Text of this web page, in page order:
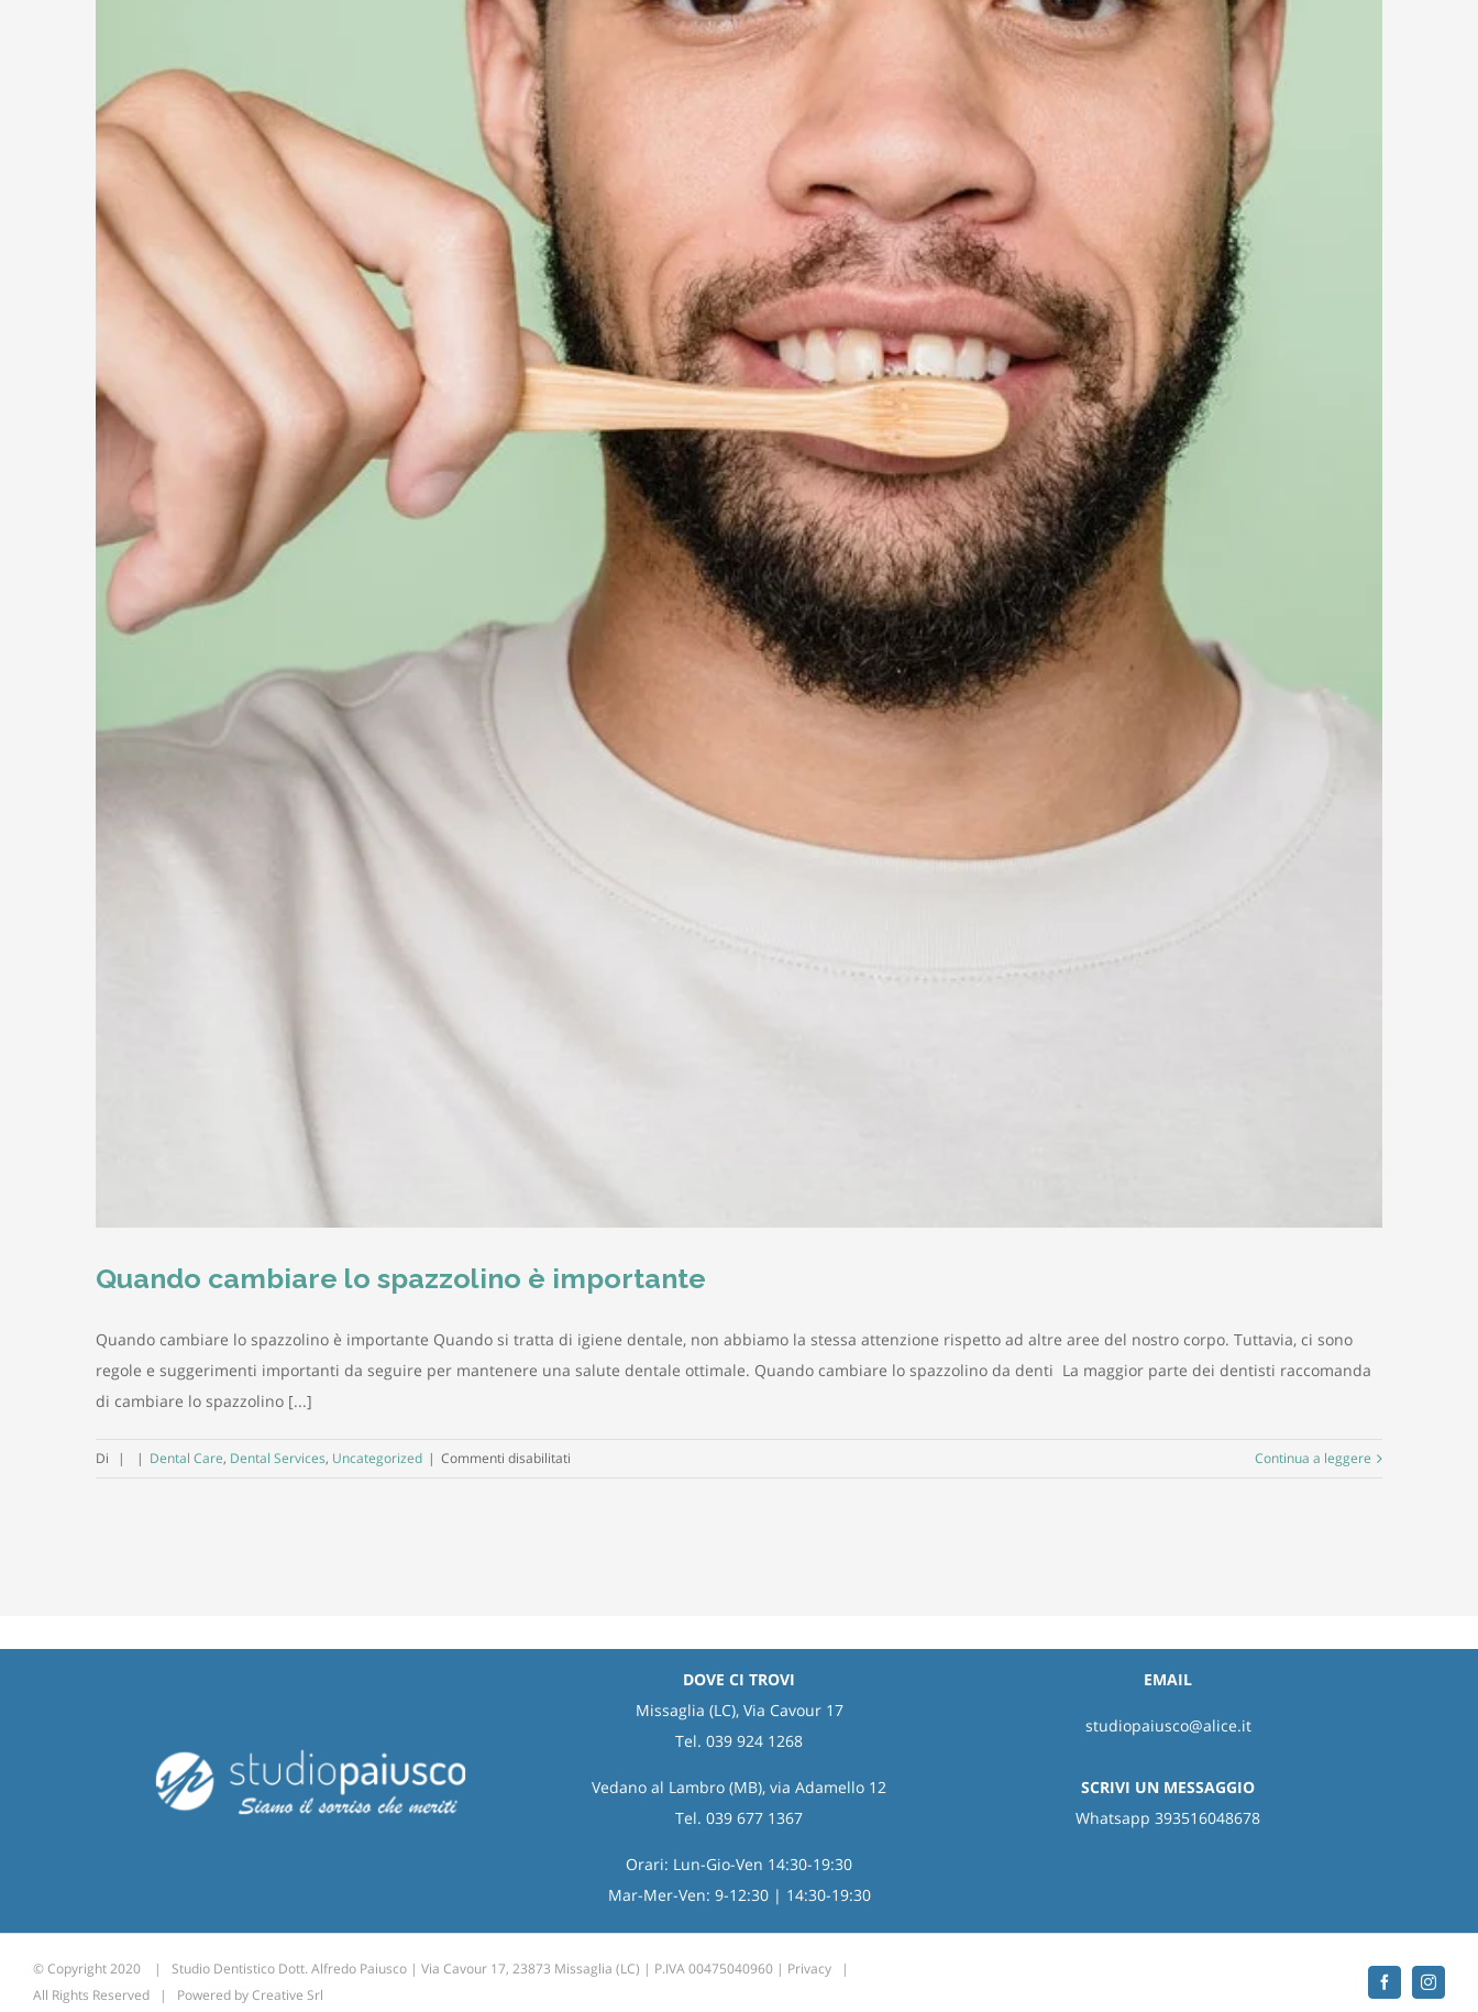
Quando cambiare lo spazzolino è importante
Quando cambiare lo spazzolino è importante Quando si tratta di igiene dentale, non abbiamo la stessa attenzione rispetto ad altre aree del nostro corpo. Tuttavia, ci sono
regole e suggerimenti importanti da seguire per mantenere una salute dentale ottimale. Quando cambiare lo spazzolino da denti La maggior parte dei dentisti raccomanda
di cambiare lo spazzolino [...]
Di | | Dental Care, Dental Services, Uncategorized | Commenti disabilitati Continua a leggere
DOVE CI TROVI
Missaglia (LC), Via Cavour 17
Tel. 039 924 1268
Vedano al Lambro (MB), via Adamello 12
Tel. 039 677 1367
Orari: Lun-Gio-Ven 14:30-19:30
Mar-Mer-Ven: 9-12:30 | 14:30-19:30
EMAIL
studiopaiusco@alice.it
SCRIVI UN MESSAGGIO
Whatsapp 393516048678
© Copyright 2020 | Studio Dentistico Dott. Alfredo Paiusco | Via Cavour 17, 23873 Missaglia (LC) | P.IVA 00475040960 | Privacy |
All Rights Reserved | Powered byCreative Srl
Facebook